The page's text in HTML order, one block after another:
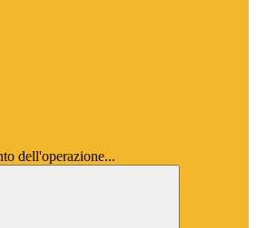
dell'operazione...